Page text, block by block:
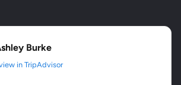
Burke
in TripAdvisor